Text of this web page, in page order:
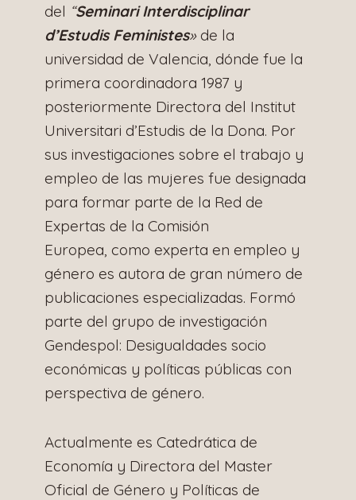
del “Seminari Interdisciplinar
d’Estudis Feministes» de la
universidad de Valencia, dónde fue la
primera coordinadora 1987 y
posteriormente Directora del Institut
Universitari d’Estudis de la Dona. Por
sus investigaciones sobre el trabajo y
empleo de las mujeres fue designada
para formar parte de la Red de
Expertas de la Comisión
Europea, como experta en empleo y
género es autora de gran número de
publicaciones especializadas. Formó
parte del grupo de investigación
Gendespol: Desigualdades socio
económicas y políticas públicas con
perspectiva de género.
Actualmente es Catedrática de
Economía y Directora del Master
Oficial de Género y Políticas de